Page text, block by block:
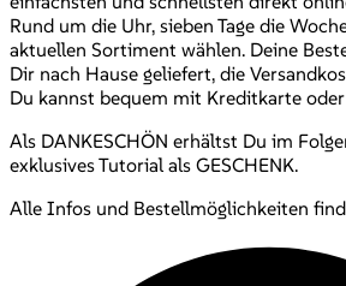
Rund um die Uhr, sieben Tage die
aktuellen Sortiment wählen. Deine
Dir nach Hause geliefert, die
Du kannst bequem mit Kreditkarte oder
Als DANKESCHÖN erhältst Du im
exklusives Tutorial als GESCHENK.
Alle Infos und Bestellmöglichkeiten